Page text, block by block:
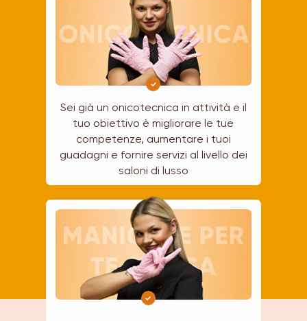
Sei già un onicotecnica in attività e il
tuo obiettivo è migliorare le tue
competenze, aumentare i tuoi
guadagni e fornire servizi al livello dei
saloni di lusso